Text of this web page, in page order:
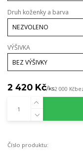
Druh koženky a barva
VÝŠIVKA
2 420 Kč/ks2 000 Kč
Číslo produktu: